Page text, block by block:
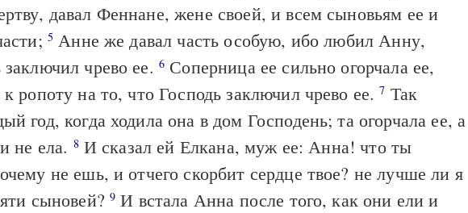
давал Феннане, жене своей, и всем сыновьям ее и
5 Анне же давал часть особую, ибо любил Анну,
заключил чрево ее. 6 Соперница ее сильно огорчала ее,
ропоту на то, что Господь заключил чрево ее.7 Так
год, когда ходила она в дом Господень; та огорчала ее, а
не ела. 8И сказал ей Елкана, муж ее: Анна! что ты
не ешь, и отчего скорбит сердце твое? не лучше ли я
сыновей? 9 И встала Анна после того, как они ели и